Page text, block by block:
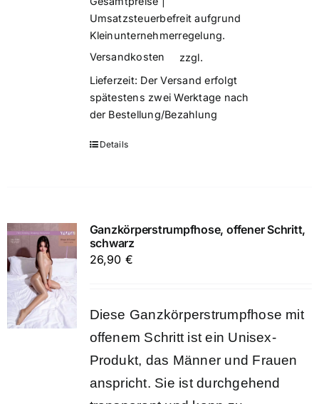
Umsatzsteuerbefreit aufgrund
Kleinunternehmerregelung.
zzgl.
Versandkosten
Lieferzeit: Der Versand erfolgt
spätestens zwei Werktage nach
der Bestellung/Bezahlung
Details
Ganzkörperstrumpfhose, offener Schritt,
schwarz
26,90 €
Diese Ganzkörperstrumpfhose mit
offenem Schritt ist ein Unisex-
Produkt, das Männer und Frauen
anspricht. Sie ist durchgehend